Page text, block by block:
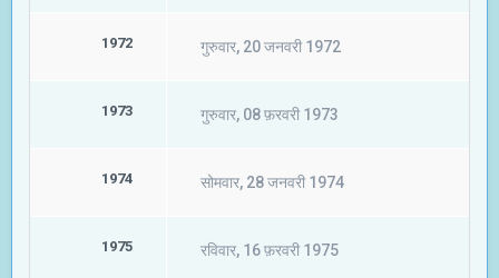
1972 गुरुवार, 20 जनवरी 1972
1973 गुरुवार, 08 फ़रवरी 1973
1974 सोमवार, 28 जनवरी 1974
1975 रविवार, 16 फ़रवरी 1975